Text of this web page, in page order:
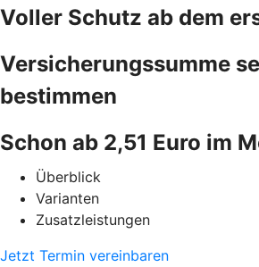
Voller Schutz ab dem
Versicherungssumme
bestimmen
Schon ab 2,51 Euro im
Überblick
Varianten
Zusatzleistungen
Jetzt Termin vereinbaren